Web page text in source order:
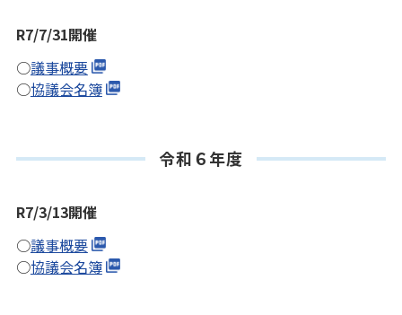
R7/7/31開催
○議事概要
○協議会名簿
令和６年度
R7/3/13開催
○議事概要
○協議会名簿